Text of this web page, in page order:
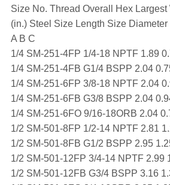
Size No. Thread Overall Hex Largest
(in.) Steel Size Length Size
A B C
1/4 SM-251-4FP 1/4-18 NPTF 1.89
1/4 SM-251-4FB G1/4 BSPP 2.04
1/4 SM-251-6FP 3/8-18 NPTF 2.04
1/4 SM-251-6FB G3/8 BSPP 2.04
1/4 SM-251-6FO 9/16-18ORB 2.04
1/2 SM-501-8FP 1/2-14 NPTF 2.81
1/2 SM-501-8FB G1/2 BSPP 2.95
1/2 SM-501-12FP 3/4-14 NPTF 2.99
1/2 SM-501-12FB G3/4 BSPP 3.16